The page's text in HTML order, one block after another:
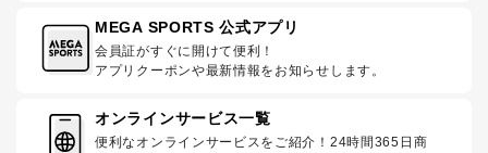
MEGA SPORTS 公式アプリ
会員証がすぐに開けて便利！
アプリクーポンや最新情報をお知らせします。
オンラインサービス一覧
便利なオンラインサービスをご紹介！24時間365日商